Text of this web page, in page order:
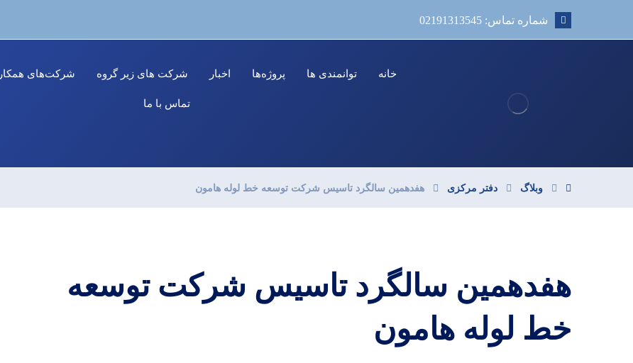
شماره تماس: 02191313545
خانه توانمندی ها پروژه‌ها اخبار شرکت های زیر گروه شرکت‌های همکار
تماس با ما
وبلاگ دفتر مرکزی هفدهمین سالگرد تاسیس شرکت توسعه خط لوله هامون
هفدهمین سالگرد تاسیس شرکت توسعه
خط لوله هامون